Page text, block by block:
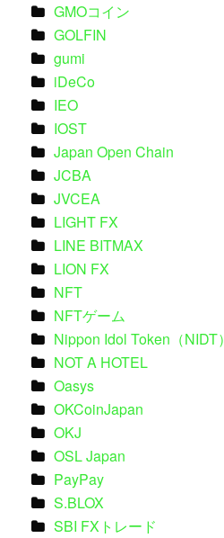
GMOコイン
GOLFIN
gumi
iDeCo
IEO
IOST
Japan Open Chain
JCBA
JVCEA
LIGHT FX
LINE BITMAX
LION FX
NFT
NFTゲーム
Nippon Idol Token（NIDT）
NOT A HOTEL
Oasys
OKCoinJapan
OKJ
OSL Japan
PayPay
S.BLOX
SBI FXトレード